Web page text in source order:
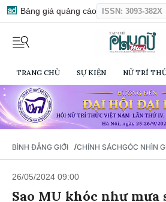
Bảng giá quảng cáo ISSN: 3093-382X
TRANG CHỦ SỰ KIỆN NỮ TRÍ
BÌNH ĐẲNG GIỚI /CHÍNH SÁCHGÓC NHÌN
26/05/2024 09:00
Sao MU khóc như mưa